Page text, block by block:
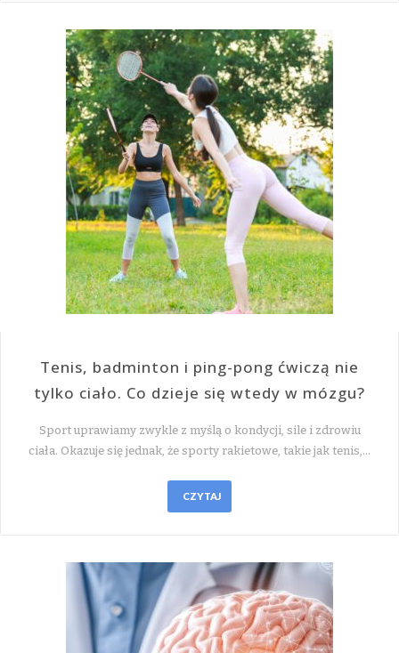
Tenis, badminton i ping-pong ćwiczą nie
tylko ciało. Co dzieje się wtedy w mózgu?
Sport uprawiamy zwykle z myślą o kondycji, sile i zdrowiu
ciała. Okazuje się jednak, że sporty rakietowe, takie jak tenis,…
CZYTAJ